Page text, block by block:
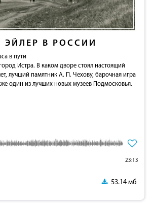
ЭЙЛЕР В РОССИИ
в пути
Истра. В каком дворе стоял настоящий
лучший памятник А. П. Чехову, барочная игра
один из лучших новых музеев Подмосковья.
23:13
53.14 мб